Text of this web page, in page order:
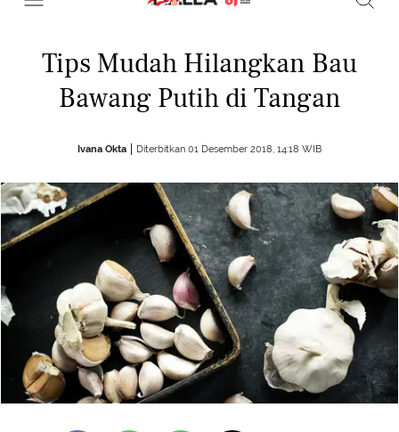
Tips Mudah Hilangkan Bau
Bawang Putih di Tangan
Ivana Okta Diterbitkan 01 Desember 2018, 14:18 WIB